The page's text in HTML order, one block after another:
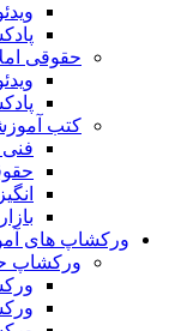
حقوقی
کتب
فنی
ورکشاپ های
ورکشاپ